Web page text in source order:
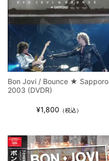
Bon Jovi / Bounce ★ Sapporo
2003 (DVDR)
¥1,800 （税込）